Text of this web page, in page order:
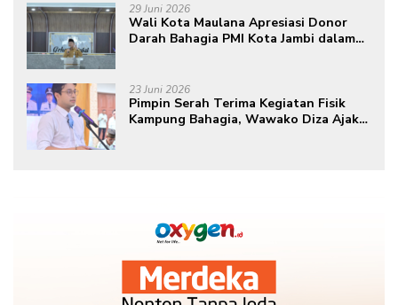
29 Juni 2026
Wali Kota Maulana Apresiasi Donor
Darah Bahagia PMI Kota Jambi dalam
23 Juni 2026
Pimpin Serah Terima Kegiatan Fisik
Kampung Bahagia, Wawako Diza Ajak